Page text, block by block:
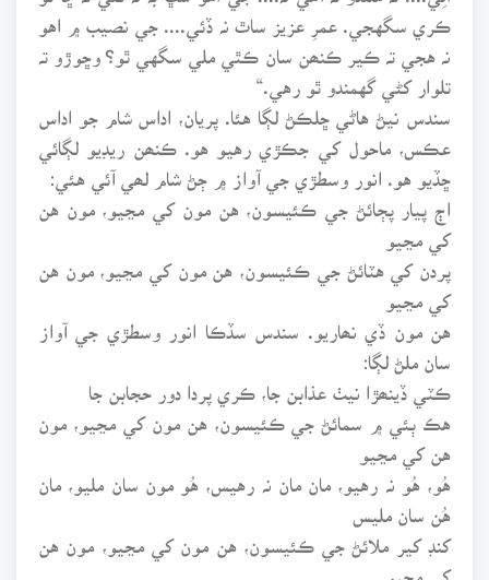
ڪري سگهجي. عمرِ عزيز ساٿ نہ ڏئي.... جي نصيب ۾ اهو
نہ هجي تہ ڪير ڪنھن سان ڪٿي ملي سگهي ٿو؟ وڇوڙو تہ
تلوار کڻي گهمندو ٿو رهي.“
سندس نيڻ هاڻي ڇلڪڻ لڳا هئا. پريان، اداس شام جو اداس
عڪس، ماحول کي جڪڙي رهيو هو. ڪنھن ريڊيو لڳائي
ڇڏيو هو. انور وسطڙي جي آواز ۾ ڄڻ شام لھي آئي هئي:
اڄ پيار پڄائڻ جي ڪئيسون، هن مون کي مڃيو، مون هن
کي مڃيو
پردن کي هٽائڻ جي ڪئيسون، هن مون کي مڃيو، مون هن
کي مڃيو
هن مون ڏي نھاريو. سندس سڏڪا انور وسطڙي جي آواز
سان ملڻ لڳا:
ڪٽي ڏينھڙا نيٺ عذابن جا، ڪري پردا دور حجابن جا
هڪ ٻئي ۾ سمائڻ جي ڪئيسون، هن مون کي مڃيو، مون
هن کي مڃيو
هُو، هُو نہ رهيو، مان مان نہ رهيس، هُو مون سان مليو، مان
هُن سان مليس
کنڊ کير ملائڻ جي ڪئيسون، هن مون کي مڃيو، مون هن
کي مڃيو